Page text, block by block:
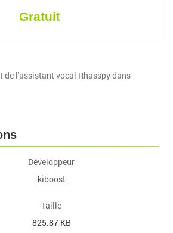
Gratuit
de l'assistant vocal Rhasspy dans
Développeur
kiboost
Taille
825.87 KB